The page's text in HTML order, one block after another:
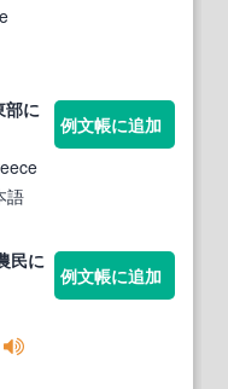
部に
語
例文帳に追加
民に
例文帳に追加